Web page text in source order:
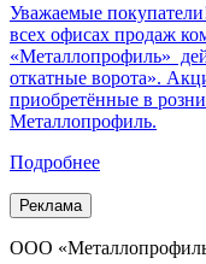
Уважаемые
всех офисах продаж
«Металлопрофиль»
откатные ворота».
приобретённые в
Металлопрофиль.
Подробнее
Реклама
ООО